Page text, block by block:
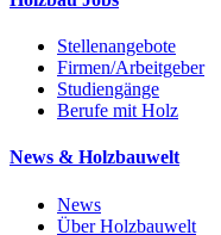
Stellenangebote
Firmen/Arbeitgeber
Studiengänge
Berufe mit Holz
News & Holzbauwelt
News
Über Holzbauwelt